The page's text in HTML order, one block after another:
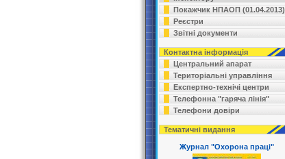
Покажчик НПАОП (01.04.2013)
Реєстри
Звітні документи
Контактна інформація
Центральний апарат
Територіальні управління
Експертно-технічі центри
Телефонна "гаряча лінія"
Телефони довіри
Тематичні видання
Журнал "Охорона праці"